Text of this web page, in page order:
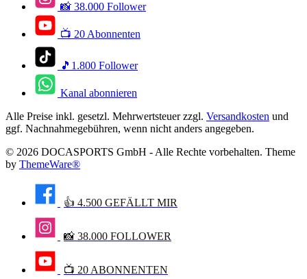
📸 38.000 Follower
📺 20 Abonnenten
🎵1.800 Follower
Kanal abonnieren
Alle Preise inkl. gesetzl. Mehrwertsteuer zzgl. Versandkosten und
ggf. Nachnahmegebühren, wenn nicht anders angegeben.
© 2026 DOCASPORTS GmbH - Alle Rechte vorbehalten. Theme
by ThemeWare®
👍 4.500 GEFÄLLT MIR
📸 38.000 FOLLOWER
📺 20 ABONNENTEN